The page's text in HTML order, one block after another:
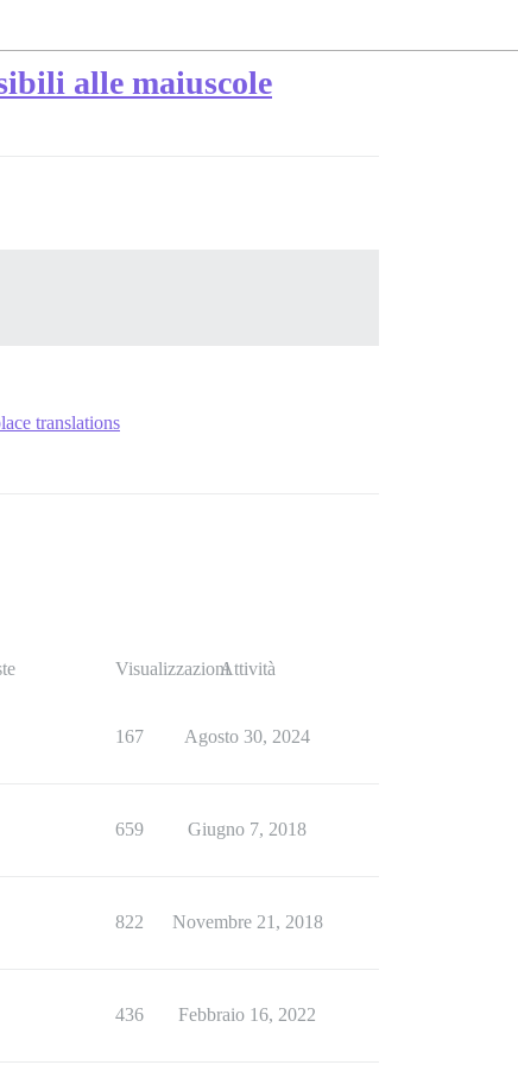
alle maiuscole
translations
VisualizzazioniAttività
167 Agosto 30, 2024
659 Giugno 7, 2018
822 Novembre 21, 2018
436 Febbraio 16, 2022